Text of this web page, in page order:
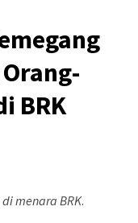
BRK
menara BRK.